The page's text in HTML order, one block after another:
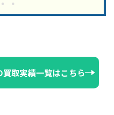
取実績一覧はこちら